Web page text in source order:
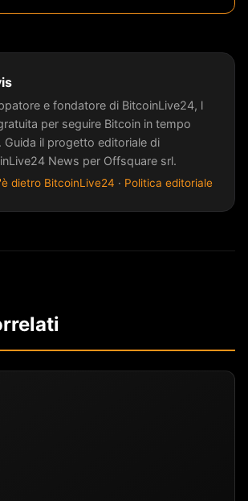
e fondatore di BitcoinLive24, l
per seguire Bitcoin in tempo
Guida il progetto editoriale di
News per Offsquare srl.
dietro BitcoinLive24 · Politica editoriale